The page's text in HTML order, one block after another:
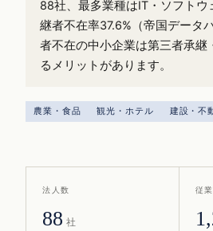
88社、最多業種はIT・ソフトウ
継者不在率37.6%（帝国データ
者不在の中小企業は第三者承継
るメリットがあります。
農業・食品 観光・ホテル 建設・不
法人数
88 社
従